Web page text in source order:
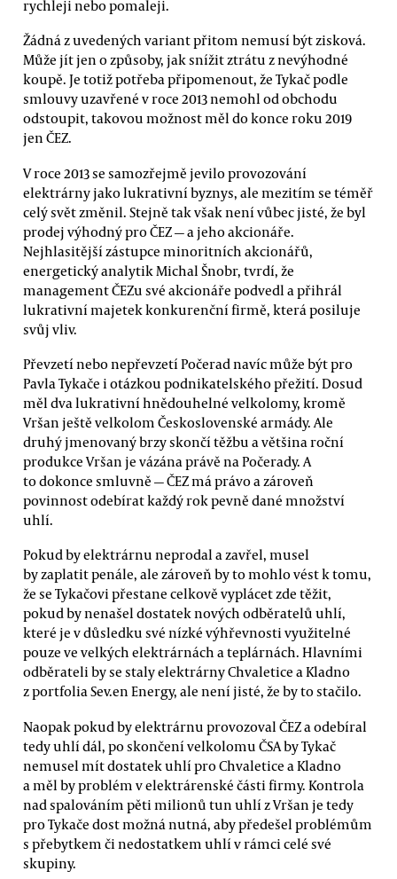
rychleji nebo pomaleji.
Žádná z uvedených variant přitom nemusí být zisková.
Může jít jen o způsoby, jak snížit ztrátu z nevýhodné
koupě. Je totiž potřeba připomenout, že Tykač podle
smlouvy uzavřené v roce 2013 nemohl od obchodu
odstoupit, takovou možnost měl do konce roku 2019
jen ČEZ.
V roce 2013 se samozřejmě jevilo provozování
elektrárny jako lukrativní byznys, ale mezitím se téměř
celý svět změnil. Stejně tak však není vůbec jisté, že byl
prodej výhodný pro ČEZ — a jeho akcionáře.
Nejhlasitější zástupce minoritních akcionářů,
energetický analytik Michal Šnobr, tvrdí, že
management ČEZu své akcionáře podvedl a přihrál
lukrativní majetek konkurenční firmě, která posiluje
svůj vliv.
Převzetí nebo nepřevzetí Počerad navíc může být pro
Pavla Tykače i otázkou podnikatelského přežití. Dosud
měl dva lukrativní hnědouhelné velkolomy, kromě
Vršan ještě velkolom Československé armády. Ale
druhý jmenovaný brzy skončí těžbu a většina roční
produkce Vršan je vázána právě na Počerady. A
to dokonce smluvně — ČEZ má právo a zároveň
povinnost odebírat každý rok pevně dané množství
uhlí.
Pokud by elektrárnu neprodal a zavřel, musel
by zaplatit penále, ale zároveň by to mohlo vést k tomu,
že se Tykačovi přestane celkově vyplácet zde těžit,
pokud by nenašel dostatek nových odběratelů uhlí,
které je v důsledku své nízké výhřevnosti využitelné
pouze ve velkých elektrárnách a teplárnách. Hlavními
odběrateli by se staly elektrárny Chvaletice a Kladno
z portfolia Sev.en Energy, ale není jisté, že by to stačilo.
Naopak pokud by elektrárnu provozoval ČEZ a odebíral
tedy uhlí dál, po skončení velkolomu ČSA by Tykač
nemusel mít dostatek uhlí pro Chvaletice a Kladno
a měl by problém v elektrárenské části firmy. Kontrola
nad spalováním pěti milionů tun uhlí z Vršan je tedy
pro Tykače dost možná nutná, aby předešel problémům
s přebytkem či nedostatkem uhlí v rámci celé své
skupiny.